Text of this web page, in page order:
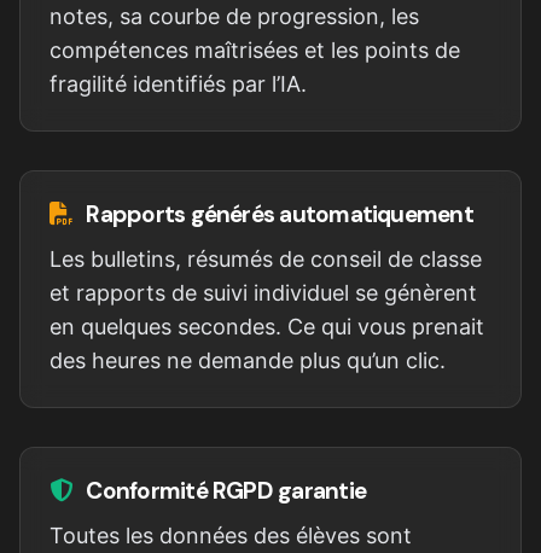
notes, sa courbe de progression, les
compétences maîtrisées et les points de
fragilité identifiés par l’IA.
Rapports générés automatiquement
Les bulletins, résumés de conseil de classe
et rapports de suivi individuel se génèrent
en quelques secondes. Ce qui vous prenait
des heures ne demande plus qu’un clic.
Conformité RGPD garantie
Toutes les données des élèves sont